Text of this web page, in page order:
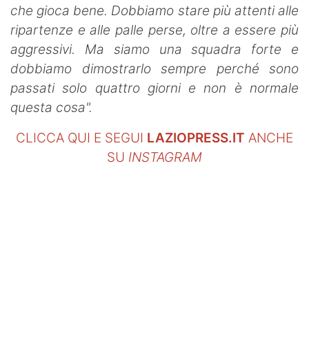
che gioca bene. Dobbiamo stare più attenti alle
ripartenze e alle palle perse, oltre a essere più
aggressivi. Ma siamo una squadra forte e
dobbiamo dimostrarlo sempre perché sono
passati solo quattro giorni e non è normale
questa cosa".
CLICCA QUI E SEGUI LAZIOPRESS.IT ANCHE
SU INSTAGRAM